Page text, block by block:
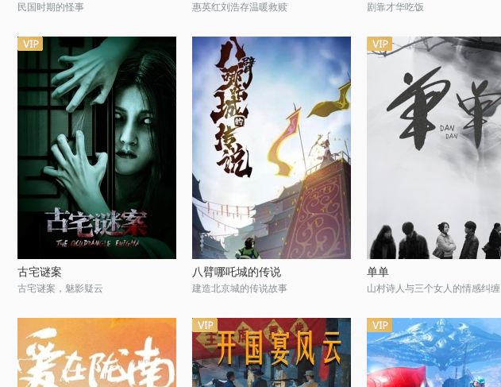
民国时期的怪事 惠英红刘浩存温暖救赎 剧靠才华吃饭
古宅谜案
古宅谜案，魅影疑云
八臂哪吒城的传说
建造北京城的传说故事
单单
山村诗人与三个女人的情感纠缠